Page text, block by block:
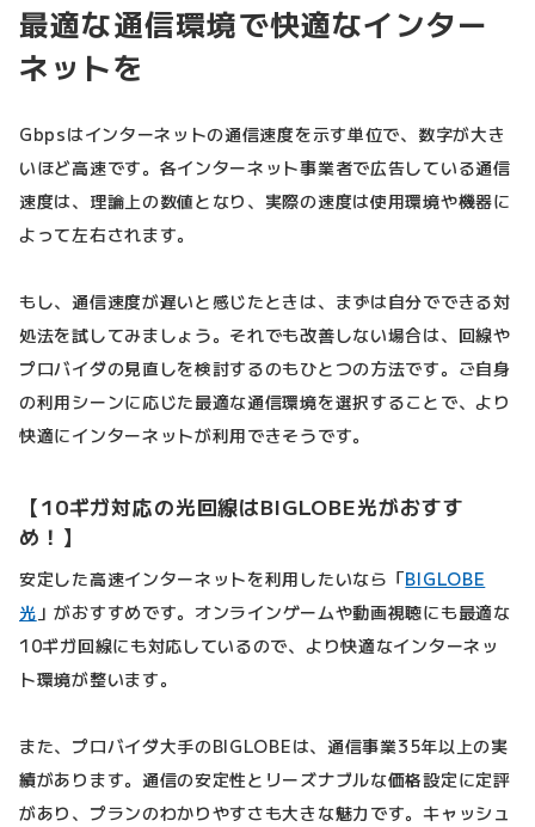
最適な通信環境で快適なインター
ネットを
Gbpsはインターネットの通信速度を示す単位で、数字が大き
いほど高速です。各インターネット事業者で広告している通信
速度は、理論上の数値となり、実際の速度は使用環境や機器に
よって左右されます。
もし、通信速度が遅いと感じたときは、まずは自分でできる対
処法を試してみましょう。それでも改善しない場合は、回線や
プロバイダの見直しを検討するのもひとつの方法です。ご自身
の利用シーンに応じた最適な通信環境を選択することで、より
快適にインターネットが利用できそうです。
【10ギガ対応の光回線はBIGLOBE光がおすす
め！】
安定した高速インターネットを利用したいなら「BIGLOBE
光 」がおすすめです。オンラインゲームや動画視聴にも最適な
10ギガ回線にも対応しているので、より快適なインターネッ
ト環境が整います。
また、プロバイダ大手のBIGLOBEは、通信事業35年以上の実
績があります。通信の安定性とリーズナブルな価格設定に定評
があり、プランのわかりやすさも大きな魅力です。キャッシュ